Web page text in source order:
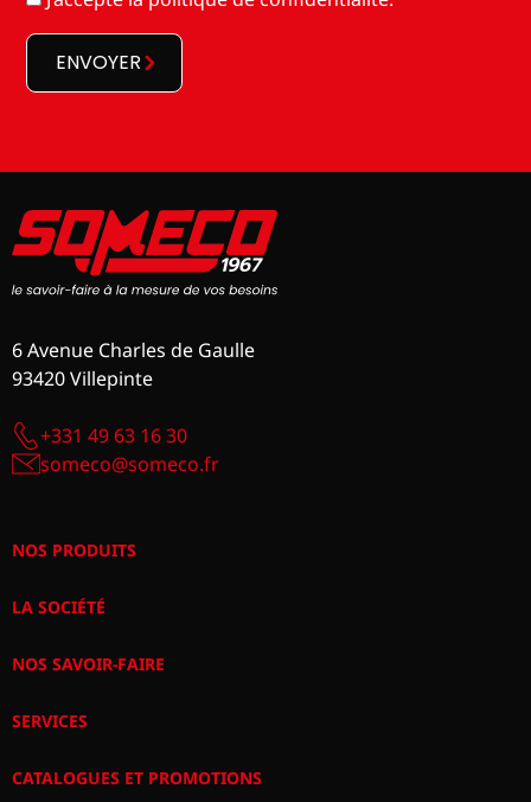
ENVOYER
6 Avenue Charles de Gaulle
93420 Villepinte
+331 49 63 16 30
someco@someco.fr
NOS PRODUITS
LA SOCIÉTÉ
NOS SAVOIR-FAIRE
SERVICES
CATALOGUES ET PROMOTIONS